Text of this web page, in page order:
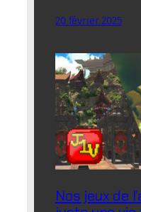
20 février 2025
Nos jeux de